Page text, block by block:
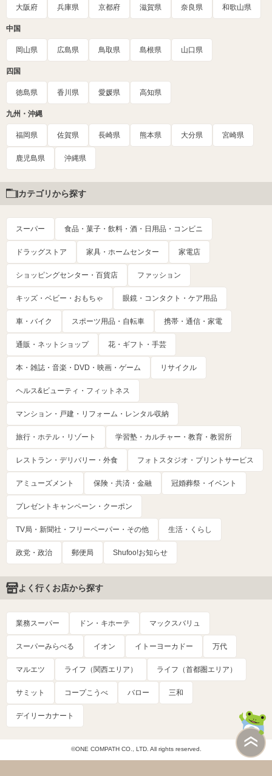
大阪府 兵庫県 京都府 滋賀県 奈良県 和歌山県
中国
岡山県 広島県 鳥取県 島根県 山口県
四国
徳島県 香川県 愛媛県 高知県
九州・沖縄
福岡県 佐賀県 長崎県 熊本県 大分県 宮崎県
鹿児島県 沖縄県
カテゴリから探す
スーパー 食品・菓子・飲料・酒・日用品・コンビニ
ドラッグストア 家具・ホームセンター 家電店
ショッピングセンター・百貨店 ファッション
キッズ・ベビー・おもちゃ 眼鏡・コンタクト・ケア用品
車・バイク スポーツ用品・自転車 携帯・通信・家電
通販・ネットショップ 花・ギフト・手芸
本・雑誌・音楽・DVD・映画・ゲーム リサイクル
ヘルス&ビューティ・フィットネス
マンション・戸建・リフォーム・レンタル収納
旅行・ホテル・リゾート 学習塾・カルチャー・教育・教習所
レストラン・デリバリー・外食 フォトスタジオ・プリントサービス
アミューズメント 保険・共済・金融 冠婚葬祭・イベント
プレゼントキャンペーン・クーポン
TV局・新聞社・フリーペーパー・その他 生活・くらし
政党・政治 郵便局 Shufoo!お知らせ
よく行くお店から探す
業務スーパー ドン・キホーテ マックスバリュ
スーパーみらべる イオン イトーヨーカドー 万代
マルエツ ライフ（関西エリア） ライフ（首都圏エリア）
サミット コープこうべ バロー 三和
デイリーカナート
©ONE COMPATH CO., LTD. All rights reserved.